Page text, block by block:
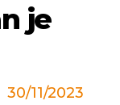
je
30/11/2023